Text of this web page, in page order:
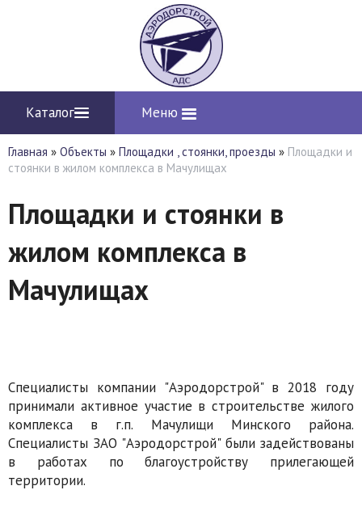
Каталог Меню
Главная » Объекты » Площадки , стоянки, проезды » Площадки и
стоянки в жилом комплекса в Мачулищах
Площадки и стоянки в
жилом комплекса в
Мачулищах
Специалисты компании "Аэродорстрой" в 2018 году
принимали активное участие в строительстве жилого
комплекса в г.п. Мачулищи Минского района.
Специалисты ЗАО "Аэродорстрой" были задействованы
в работах по благоустройству прилегающей
территории.